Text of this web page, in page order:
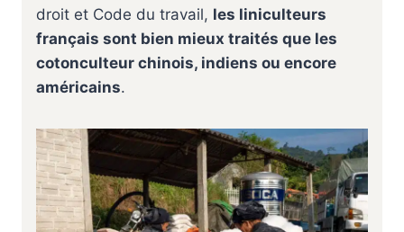
droit et Code du travail, les liniculteurs
français sont bien mieux traités que les
cotonculteur chinois, indiens ou encore
américains.